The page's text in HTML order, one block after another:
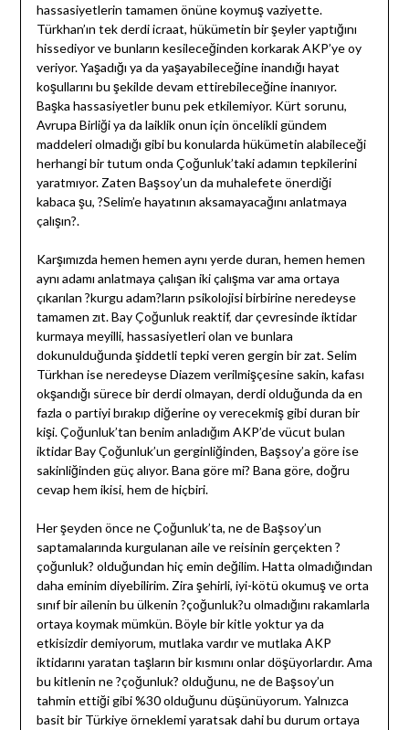
hassasiyetlerin tamamen önüne koymuş vaziyette.
Türkhan’ın tek derdi icraat, hükümetin bir şeyler yaptığını
hissediyor ve bunların kesileceğinden korkarak AKP’ye oy
veriyor. Yaşadığı ya da yaşayabileceğine inandığı hayat
koşullarını bu şekilde devam ettirebileceğine inanıyor.
Başka hassasiyetler bunu pek etkilemiyor. Kürt sorunu,
Avrupa Birliği ya da laiklik onun için öncelikli gündem
maddeleri olmadığı gibi bu konularda hükümetin alabileceği
herhangi bir tutum onda Çoğunluk’taki adamın tepkilerini
yaratmıyor. Zaten Başsoy’un da muhalefete önerdiği
kabaca şu, ?Selim’e hayatının aksamayacağını anlatmaya
çalışın?.
Karşımızda hemen hemen aynı yerde duran, hemen hemen
aynı adamı anlatmaya çalışan iki çalışma var ama ortaya
çıkarılan ?kurgu adam?ların psikolojisi birbirine neredeyse
tamamen zıt. Bay Çoğunluk reaktif, dar çevresinde iktidar
kurmaya meyilli, hassasiyetleri olan ve bunlara
dokunulduğunda şiddetli tepki veren gergin bir zat. Selim
Türkhan ise neredeyse Diazem verilmişçesine sakin, kafası
okşandığı sürece bir derdi olmayan, derdi olduğunda da en
fazla o partiyi bırakıp diğerine oy verecekmiş gibi duran bir
kişi. Çoğunluk’tan benim anladığım AKP’de vücut bulan
iktidar Bay Çoğunluk’un gerginliğinden, Başsoy’a göre ise
sakinliğinden güç alıyor. Bana göre mi? Bana göre, doğru
cevap hem ikisi, hem de hiçbiri.
Her şeyden önce ne Çoğunluk’ta, ne de Başsoy’un
saptamalarında kurgulanan aile ve reisinin gerçekten ?
çoğunluk? olduğundan hiç emin değilim. Hatta olmadığından
daha eminim diyebilirim. Zira şehirli, iyi-kötü okumuş ve orta
sınıf bir ailenin bu ülkenin ?çoğunluk?u olmadığını rakamlarla
ortaya koymak mümkün. Böyle bir kitle yoktur ya da
etkisizdir demiyorum, mutlaka vardır ve mutlaka AKP
iktidarını yaratan taşların bir kısmını onlar döşüyorlardır. Ama
bu kitlenin ne ?çoğunluk? olduğunu, ne de Başsoy’un
tahmin ettiği gibi %30 olduğunu düşünüyorum. Yalnızca
basit bir Türkiye örneklemi yaratsak dahi bu durum ortaya